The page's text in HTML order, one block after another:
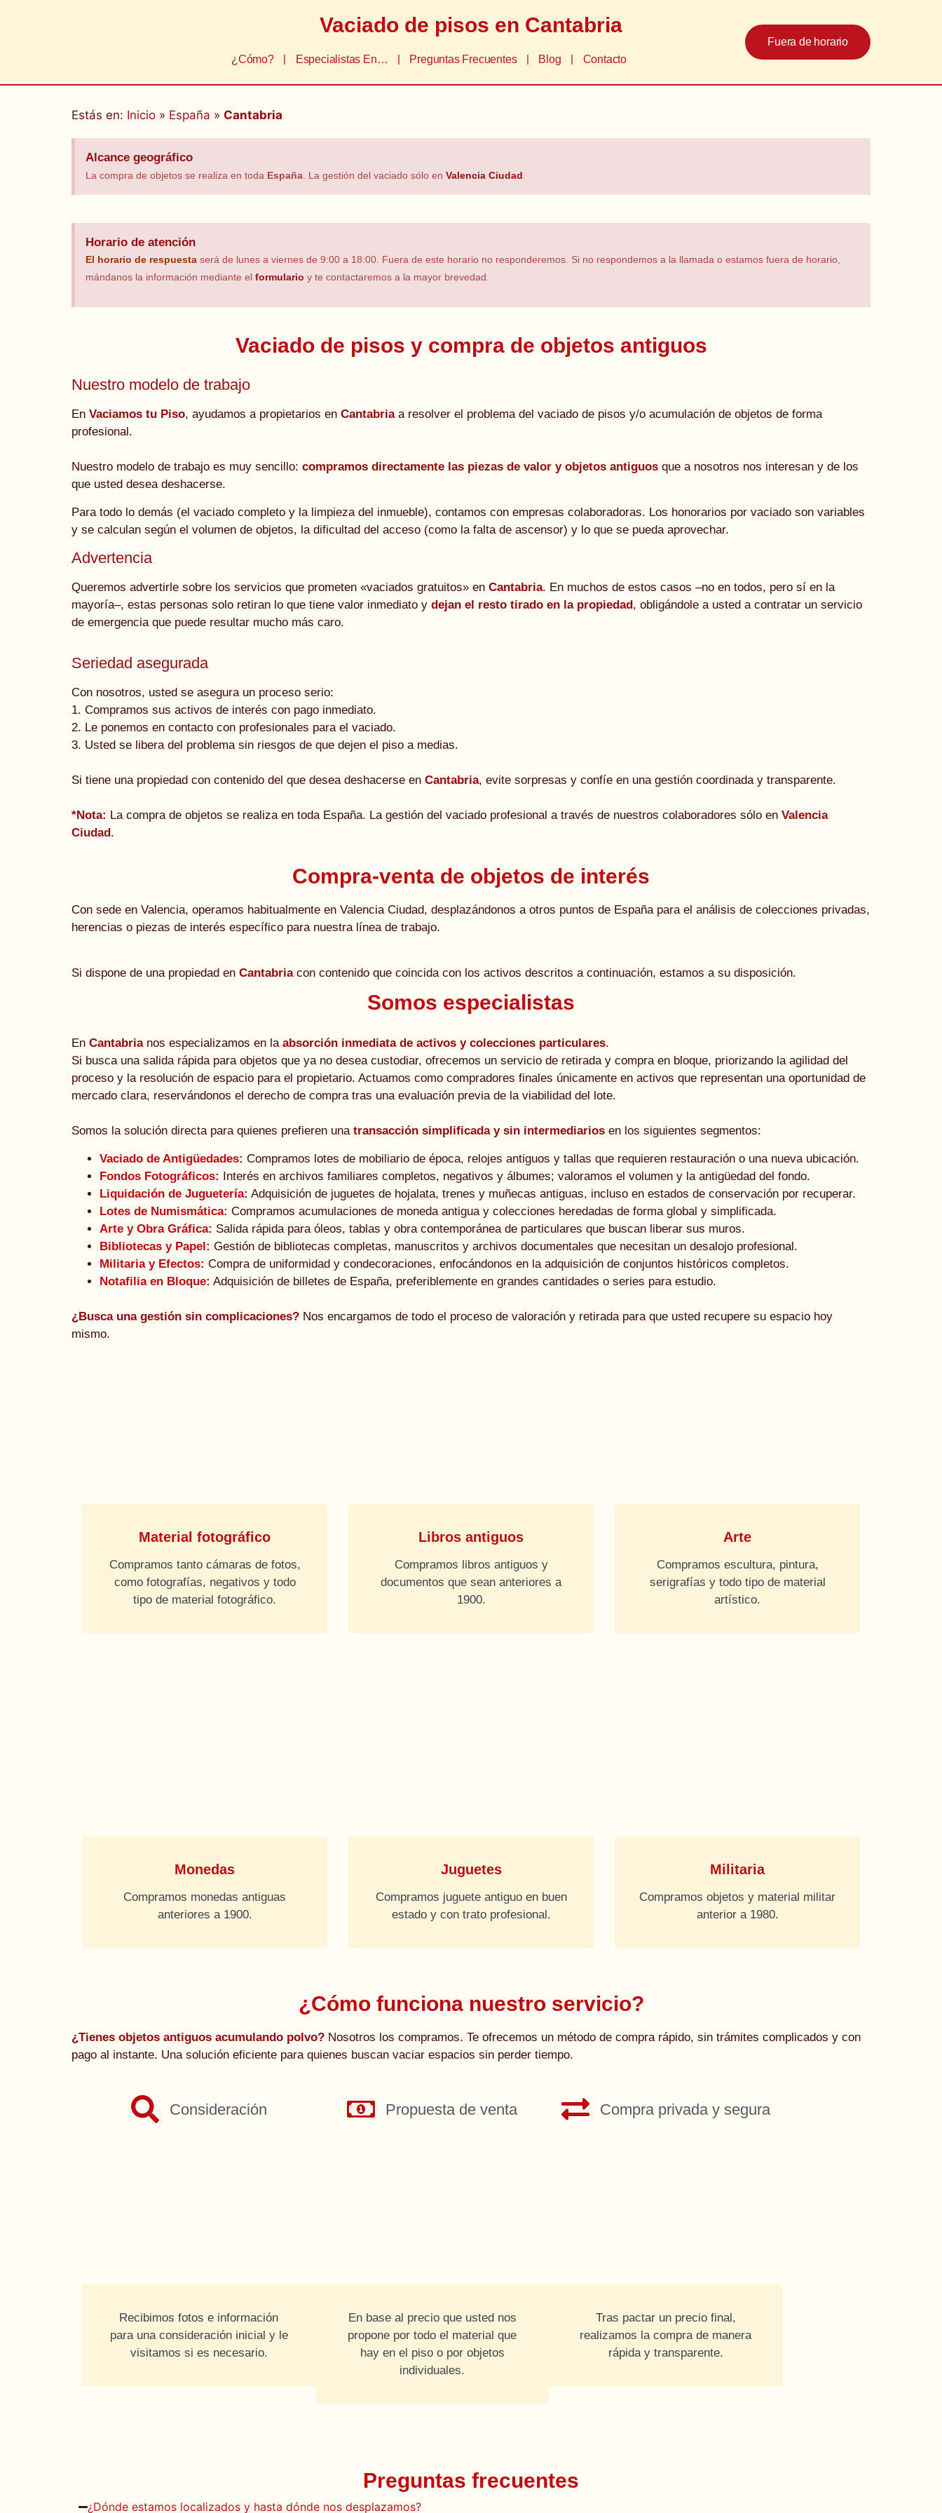
Vaciado de pisos en Cantabria
¿Cómo? Especialistas En… Preguntas Frecuentes Blog Contacto
Fuera de horario
Estás en: Inicio » España » Cantabria
Alcance geográfico
La compra de objetos se realiza en toda España . La gestión del vaciado sólo en Valencia Ciudad
Horario de atención
El horario de respuesta será de lunes a viernes de 9:00 a 18:00. Fuera de este horario no responderemos. Si no respondemos a la llamada o estamos fuera de horario,
mándanos la información mediante el formulario y te contactaremos a la mayor brevedad.
Vaciado de pisos y compra de objetos antiguos
Nuestro modelo de trabajo
En Vaciamos tu Piso, ayudamos a propietarios en Cantabriaa resolver el problema del vaciado de pisos y/o acumulación de objetos de forma
profesional.
Nuestro modelo de trabajo es muy sencillo: compramos directamente las piezas de valor y objetos antiguos que a nosotros nos interesan y de los
que usted desea deshacerse.
Para todo lo demás (el vaciado completo y la limpieza del inmueble), contamos con empresas colaboradoras. Los honorarios por vaciado son variables
y se calculan según el volumen de objetos, la dificultad del acceso (como la falta de ascensor) y lo que se pueda aprovechar.
Advertencia
Queremos advertirle sobre los servicios que prometen «vaciados gratuitos» en Cantabria. En muchos de estos casos –no en todos, pero sí en la
mayoría–, estas personas solo retiran lo que tiene valor inmediato y dejan el resto tirado en la propiedad, obligándole a usted a contratar un servicio
de emergencia que puede resultar mucho más caro.
Seriedad asegurada
Con nosotros, usted se asegura un proceso serio:
1. Compramos sus activos de interés con pago inmediato.
2. Le ponemos en contacto con profesionales para el vaciado.
3. Usted se libera del problema sin riesgos de que dejen el piso a medias.
Si tiene una propiedad con contenido del que desea deshacerse en Cantabria, evite sorpresas y confíe en una gestión coordinada y transparente.
*Nota: La compra de objetos se realiza en toda España. La gestión del vaciado profesional a través de nuestros colaboradores sólo en Valencia
Ciudad.
Compra-venta de objetos de interés
Con sede en Valencia, operamos habitualmente en Valencia Ciudad, desplazándonos a otros puntos de España para el análisis de colecciones privadas,
herencias o piezas de interés específico para nuestra línea de trabajo.
Si dispone de una propiedad en Cantabriacon contenido que coincida con los activos descritos a continuación, estamos a su disposición.
Somos especialistas
En Cantabrianos especializamos en la absorción inmediata de activos y colecciones particulares.
Si busca una salida rápida para objetos que ya no desea custodiar, ofrecemos un servicio de retirada y compra en bloque, priorizando la agilidad del
proceso y la resolución de espacio para el propietario. Actuamos como compradores finales únicamente en activos que representan una oportunidad de
mercado clara, reservándonos el derecho de compra tras una evaluación previa de la viabilidad del lote.
Somos la solución directa para quienes prefieren una transacción simplificada y sin intermediarios en los siguientes segmentos:
Vaciado de Antigüedades: Compramos lotes de mobiliario de época, relojes antiguos y tallas que requieren restauración o una nueva ubicación.
Fondos Fotográficos: Interés en archivos familiares completos, negativos y álbumes; valoramos el volumen y la antigüedad del fondo.
Liquidación de Juguetería: Adquisición de juguetes de hojalata, trenes y muñecas antiguas, incluso en estados de conservación por recuperar.
Lotes de Numismática: Compramos acumulaciones de moneda antigua y colecciones heredadas de forma global y simplificada.
Arte y Obra Gráfica: Salida rápida para óleos, tablas y obra contemporánea de particulares que buscan liberar sus muros.
Bibliotecas y Papel: Gestión de bibliotecas completas, manuscritos y archivos documentales que necesitan un desalojo profesional.
Militaria y Efectos: Compra de uniformidad y condecoraciones, enfocándonos en la adquisición de conjuntos históricos completos.
Notafilia en Bloque: Adquisición de billetes de España, preferiblemente en grandes cantidades o series para estudio.
¿Busca una gestión sin complicaciones? Nos encargamos de todo el proceso de valoración y retirada para que usted recupere su espacio hoy
mismo.
Material fotográfico
Compramos tanto cámaras de fotos,
como fotografías, negativos y todo
tipo de material fotográfico.
Libros antiguos
Compramos libros antiguos y
documentos que sean anteriores a
1900.
Arte
Compramos escultura, pintura,
serigrafías y todo tipo de material
artístico.
Monedas
Compramos monedas antiguas
anteriores a 1900.
Juguetes
Compramos juguete antiguo en buen
estado y con trato profesional.
Militaria
Compramos objetos y material militar
anterior a 1980.
¿Cómo funciona nuestro servicio?
¿Tienes objetos antiguos acumulando polvo? Nosotros los compramos. Te ofrecemos un método de compra rápido, sin trámites complicados y con
pago al instante. Una solución eficiente para quienes buscan vaciar espacios sin perder tiempo.
Consideración
Recibimos fotos e información
para una consideración inicial y le
visitamos si es necesario.
Propuesta de venta
En base al precio que usted nos
propone por todo el material que
hay en el piso o por objetos
individuales.
Compra privada y segura
Tras pactar un precio final,
realizamos la compra de manera
rápida y transparente.
Preguntas frecuentes
¿Dónde estamos localizados y hasta dónde nos desplazamos?